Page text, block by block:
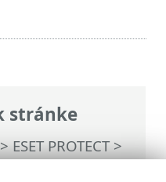
stránke
ESET PROTECT>
>Hlavné menu